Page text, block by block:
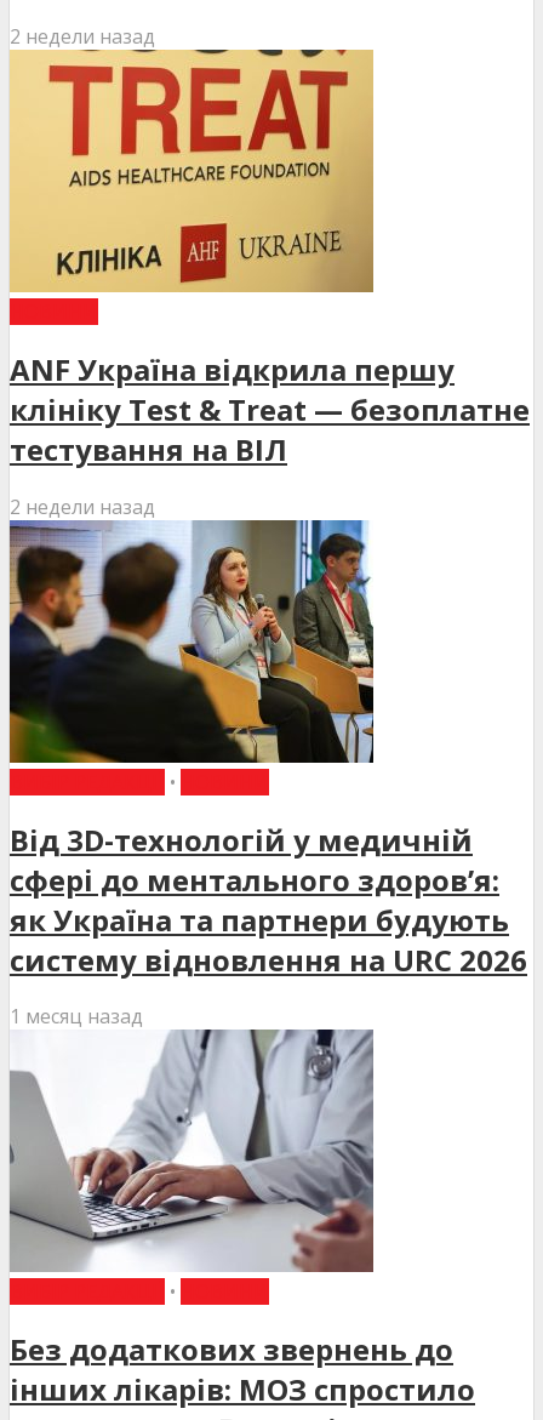
2 недели назад
ANF Україна відкрила першу
клініку Test & Treat — безоплатне
тестування на ВІЛ
2 недели назад
•
Від 3D-технологій у медичній
сфері до ментального здоров’я:
як Україна та партнери будують
систему відновлення на URC 2026
1 месяц назад
•
Без додаткових звернень до
інших лікарів: МОЗ спростило